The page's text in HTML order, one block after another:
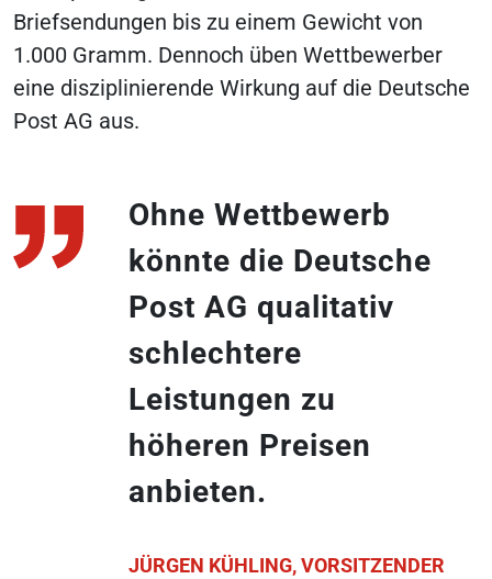
Briefsendungen bis zu einem Gewicht von
1.000 Gramm. Dennoch üben Wettbewerber
eine disziplinierende Wirkung auf die Deutsche
Post AG aus.
Ohne Wettbewerb
könnte die Deutsche
Post AG qualitativ
schlechtere
Leistungen zu
höheren Preisen
anbieten.
JÜRGEN KÜHLING, VORSITZENDER